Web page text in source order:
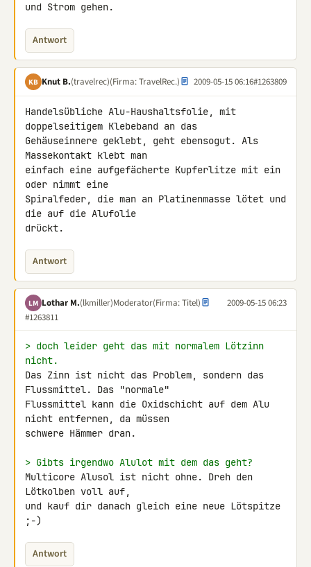
und Strom gehen.
Antwort
KB Knut B.(travelrec)(Firma: TravelRec.) 2009-05-15 06:16#1263809
Handelsübliche Alu-Haushaltsfolie, mit
doppelseitigem Klebeband an das
Gehäuseinnere geklebt, geht ebensogut. Als
Massekontakt klebt man
einfach eine aufgefächerte Kupferlitze mit ein
oder nimmt eine
Spiralfeder, die man an Platinenmasse lötet und
die auf die Alufolie
drückt.
Antwort
LM Lothar M.(lkmiller)Moderator(Firma: Titel)
2009-05-15 06:23
#1263811
> doch leider geht das mit normalem Lötzinn
nicht.
Das Zinn ist nicht das Problem, sondern das
Flussmittel. Das "normale"
Flussmittel kann die Oxidschicht auf dem Alu
nicht entfernen, da müssen
schwere Hämmer dran.
> Gibts irgendwo Alulot mit dem das geht?
Multicore Alusol ist nicht ohne. Dreh den
Lötkolben voll auf,
und kauf dir danach gleich eine neue Lötspitze
;-)
Antwort